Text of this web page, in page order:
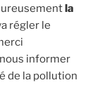
la
régler le
informer
de la pollution